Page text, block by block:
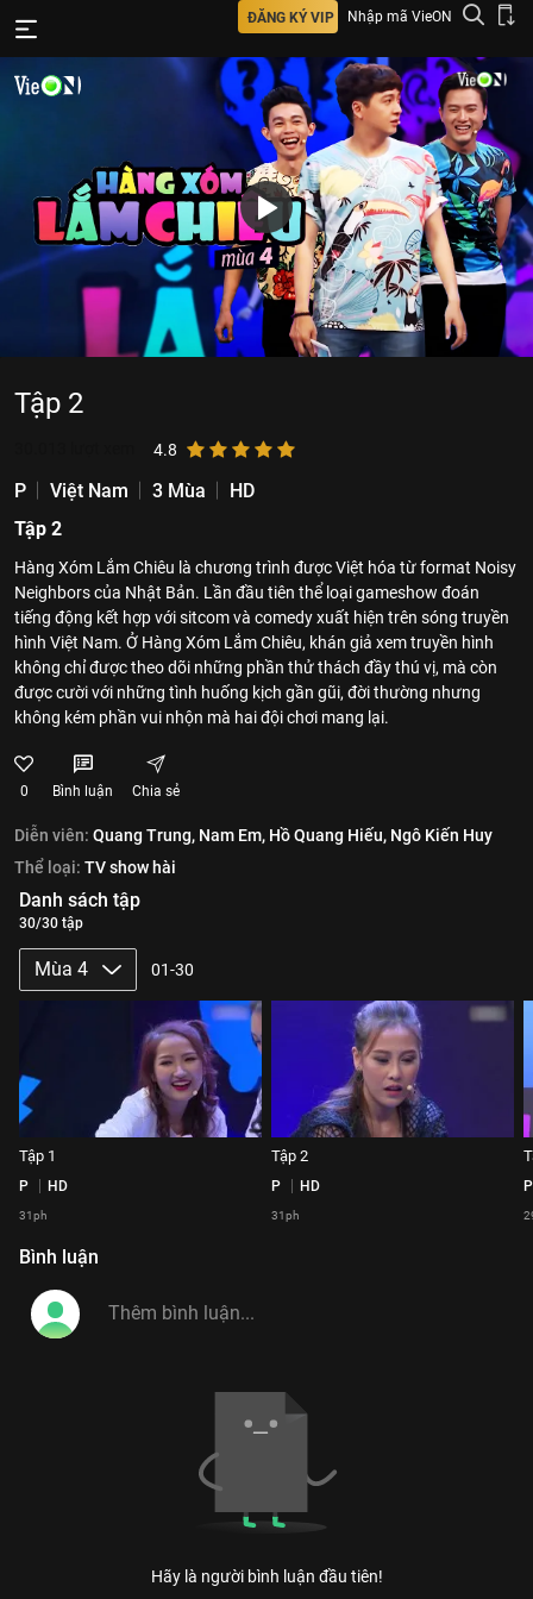
ĐĂNG KÝ VIP Nhập mã VieON
Tập 2
4.8
P Việt Nam 3 Mùa
HD
Tập 2
Hàng Xóm Lắm Chiêu là chương trình được Việt hóa từ format Noisy
Neighbors của Nhật Bản. Lần đầu tiên thể loại gameshow đoán
tiếng động kết hợp với sitcom và comedy xuất hiện trên sóng truyền
hình Việt Nam. Ở Hàng Xóm Lắm Chiêu, khán giả xem truyền hình
không chỉ được theo dõi những phần thử thách đầy thú vị, mà còn
được cười với những tình huống kịch gần gũi, đời thường nhưng
không kém phần vui nhộn mà hai đội chơi mang lại.
0 Bình luận Chia sẻ
Diễn viên: Quang Trung, Nam Em, Hồ Quang Hiếu, Ngô Kiến Huy
Thể loại: TV show hài
Danh sách tập
30/30 tập
Mùa 4 01-30
Tập 1
P HD
31ph
Tập 2
P HD
31ph
P
Bình luận
Hãy là người bình luận đầu tiên!